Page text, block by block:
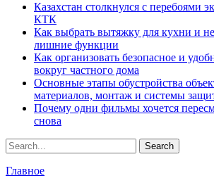
Казахстан столкнулся с перебоями
КТК
Как выбрать вытяжку для кухни и не
лишние функции
Как организовать безопасное и
вокруг частного дома
Основные этапы обустройства
материалов, монтаж и системы
Почему одни фильмы хочется
снова
Главное